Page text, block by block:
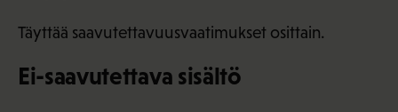
Täyttää saavutettavuusvaatimukset osittain.
Ei-saavutettava sisältö